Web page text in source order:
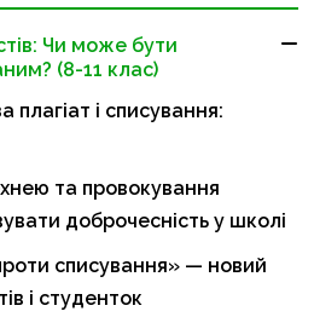
Чи може бути
(8-11 клас)
плагіат і списування:
та провокування
доброчесність у школі
списування» — новий
і студенток